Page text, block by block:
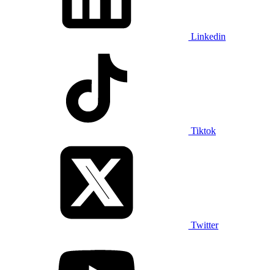
Linkedin
Tiktok
Twitter